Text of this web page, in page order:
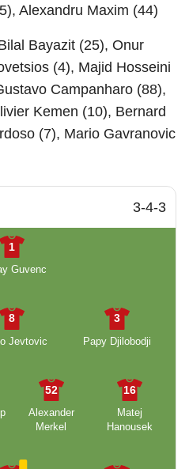
Alexandru Maxim (44)
Bayazit (25), Onur
(4), Majid Hosseini
Campanharo (88),
Kemen (10), Bernard
(7), Mario Gavranovic
3-4-3
1
Guvenc
8
Jevtovic
3
Papy Djilobodji
52
Alexander
Merkel
16
Matej
Hanousek